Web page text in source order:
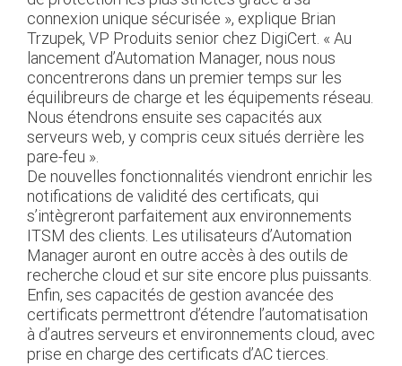
connexion unique sécurisée », explique Brian
Trzupek, VP Produits senior chez DigiCert. « Au
lancement d’Automation Manager, nous nous
concentrerons dans un premier temps sur les
équilibreurs de charge et les équipements réseau.
Nous étendrons ensuite ses capacités aux
serveurs web, y compris ceux situés derrière les
pare-feu ».
De nouvelles fonctionnalités viendront enrichir les
notifications de validité des certificats, qui
s’intègreront parfaitement aux environnements
ITSM des clients. Les utilisateurs d’Automation
Manager auront en outre accès à des outils de
recherche cloud et sur site encore plus puissants.
Enfin, ses capacités de gestion avancée des
certificats permettront d’étendre l’automatisation
à d’autres serveurs et environnements cloud, avec
prise en charge des certificats d’AC tierces.